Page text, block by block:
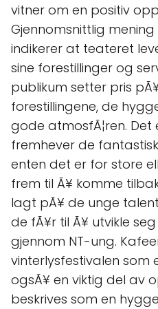
vitner om en positiv
Gjennomsnittlig mening
indikerer at teateret
sine forestillinger og
publikum setter pris
forestillingene, de
gode atmosfÃ¦ren.
fremhever de
enten det er for store
frem til Ã¥ komme
lagt pÃ¥ de unge
de fÃ¥r til Ã¥ utvikle
gjennom NT-ung.
vinterlysfestivalen som
ogsÃ¥ en viktig del av
beskrives som en